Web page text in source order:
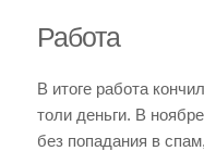
Работа
В итоге работа
толи деньги. В
без попадания в